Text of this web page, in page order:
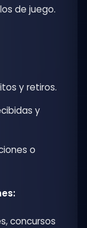
de juego.
y retiros.
y
o
concursos